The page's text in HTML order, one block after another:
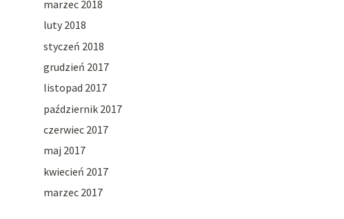
marzec 2018
luty 2018
styczeń 2018
grudzień 2017
listopad 2017
październik 2017
czerwiec 2017
maj 2017
kwiecień 2017
marzec 2017